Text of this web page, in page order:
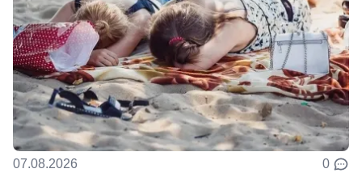
07.08.2026 0